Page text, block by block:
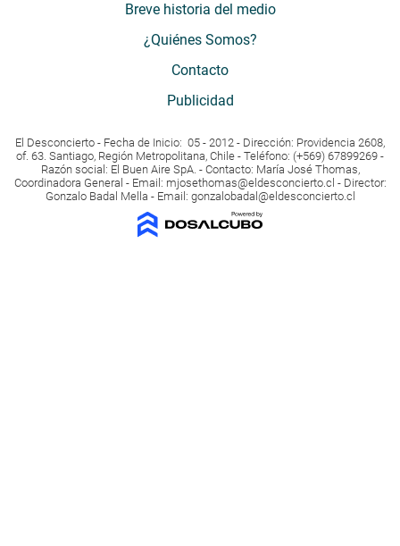
Breve historia del medio
¿Quiénes Somos?
Contacto
Publicidad
El Desconcierto - Fecha de Inicio: 05 - 2012 - Dirección: Providencia 2608,
of. 63. Santiago, Región Metropolitana, Chile - Teléfono: (+569) 67899269 -
Razón social: El Buen Aire SpA. - Contacto: María José Thomas,
Coordinadora General - Email: mjosethomas@eldesconcierto.cl - Director:
Gonzalo Badal Mella - Email: gonzalobadal@eldesconcierto.cl